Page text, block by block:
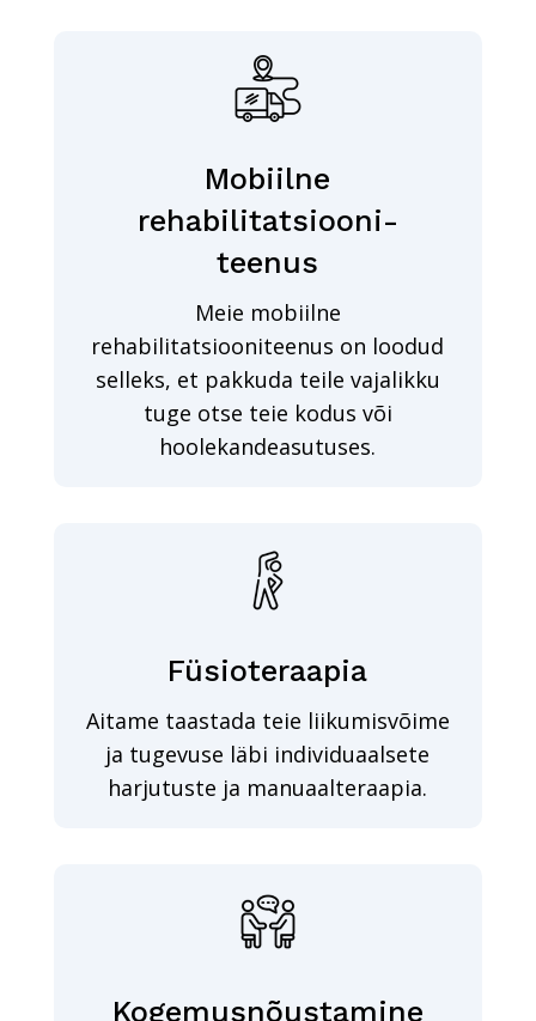
Mobiilne
rehabilitatsiooni-
teenus
Meie mobiilne
rehabilitatsiooniteenus on loodud
selleks, et pakkuda teile vajalikku
tuge otse teie kodus või
hoolekandeasutuses.
Füsioteraapia
Aitame taastada teie liikumisvõime
ja tugevuse läbi individuaalsete
harjutuste ja manuaalteraapia.
Kogemusnõustamine